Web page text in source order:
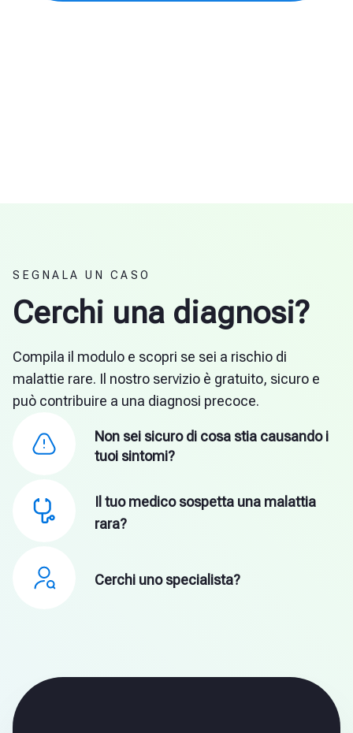
SEGNALA UN CASO
Cerchi una diagnosi?
Compila il modulo e scopri se sei a rischio di
malattie rare. Il nostro servizio è gratuito, sicuro e
può contribuire a una diagnosi precoce.
Non sei sicuro di cosa stia causando i
tuoi sintomi?
Il tuo medico sospetta una malattia
rara?
Cerchi uno specialista?